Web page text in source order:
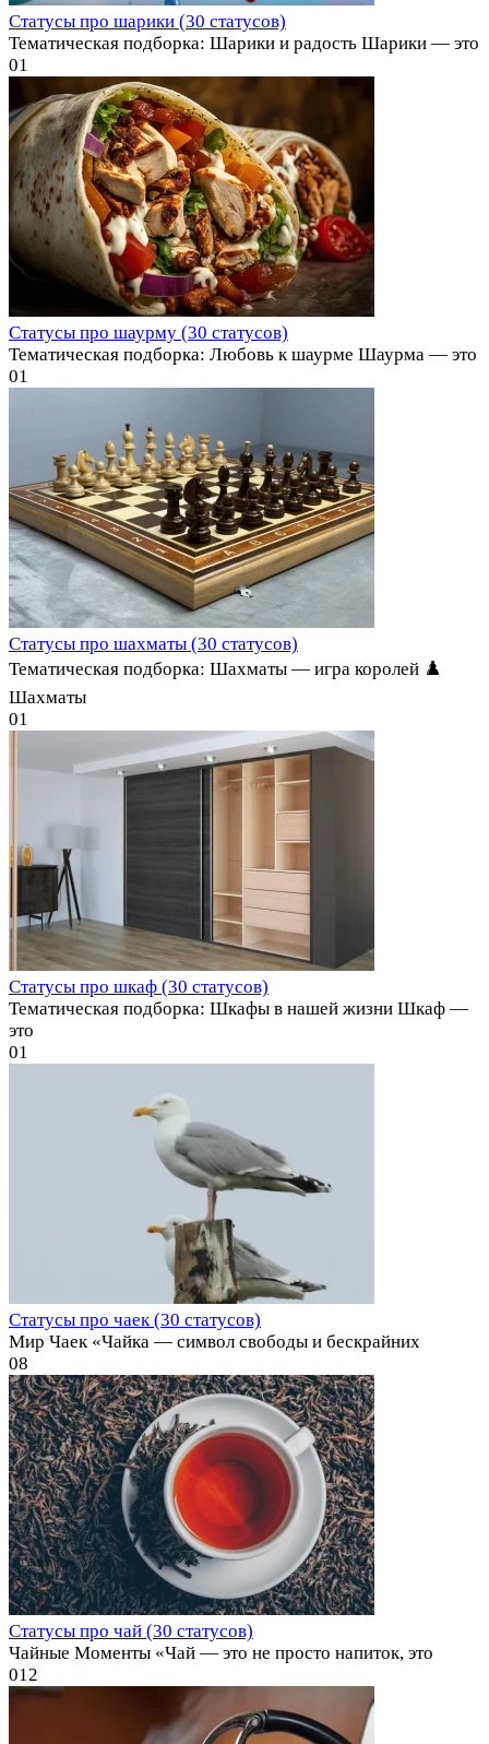
Статусы про шарики (30 статусов)
Тематическая подборка: Шарики и радость Шарики — это
01
Статусы про шаурму (30 статусов)
Тематическая подборка: Любовь к шаурме Шаурма — это
01
Статусы про шахматы (30 статусов)
Тематическая подборка: Шахматы — игра королей ♟️
Шахматы
01
Статусы про шкаф (30 статусов)
Тематическая подборка: Шкафы в нашей жизни Шкаф —
это
01
Статусы про чаек (30 статусов)
Мир Чаек «Чайка — символ свободы и бескрайних
08
Статусы про чай (30 статусов)
Чайные Моменты «Чай — это не просто напиток, это
012